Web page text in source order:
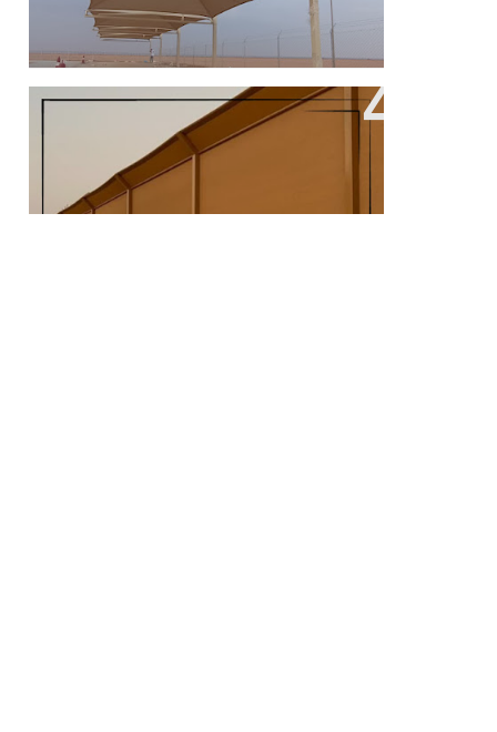
مميزات مظلات سيارات والسواتر للفل
والمنازل في جدة